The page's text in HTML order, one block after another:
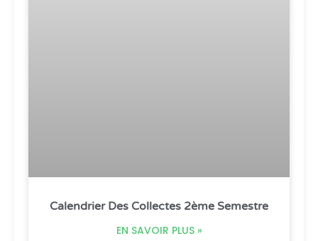
Calendrier Des Collectes 2ème Semestre
EN SAVOIR PLUS »